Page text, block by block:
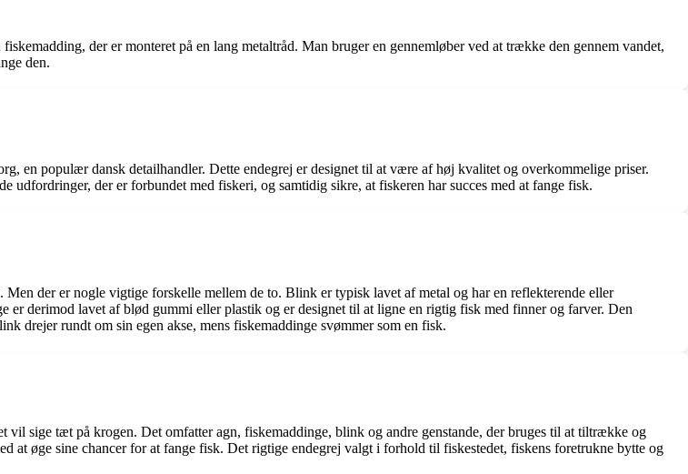
der er monteret på en lang metaltråd. Man bruger en gennemløber ved at trække den gennem vandet,
den.
en populær dansk detailhandler. Dette endegrej er designet til at være af høj kvalitet og overkommelige priser.
udfordringer, der er forbundet med fiskeri, og samtidig sikre, at fiskeren har succes med at fange fisk.
der er nogle vigtige forskelle mellem de to. Blink er typisk lavet af metal og har en reflekterende eller
derimod lavet af blød gummi eller plastik og er designet til at ligne en rigtig fisk med finner og farver. Den
drejer rundt om sin egen akse, mens fiskemaddinge svømmer som en fisk.
vil sige tæt på krogen. Det omfatter agn, fiskemaddinge, blink og andre genstande, der bruges til at tiltrække og
øge sine chancer for at fange fisk. Det rigtige endegrej valgt i forhold til fiskestedet, fiskens foretrukne bytte og